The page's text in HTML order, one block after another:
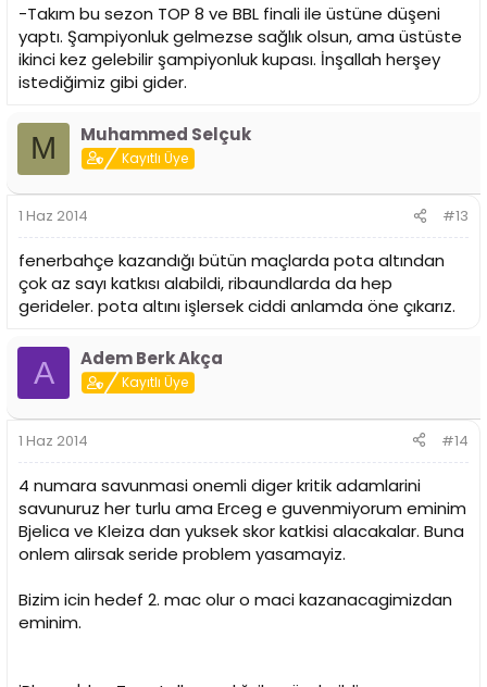
-Takım bu sezon TOP 8 ve BBL finali ile üstüne düşeni
yaptı. Şampiyonluk gelmezse sağlık olsun, ama üstüste
ikinci kez gelebilir şampiyonluk kupası. İnşallah herşey
istediğimiz gibi gider.
M Muhammed Selçuk
Kayıtlı Üye
1 Haz 2014 #13
fenerbahçe kazandığı bütün maçlarda pota altından
çok az sayı katkısı alabildi, ribaundlarda da hep
gerideler. pota altını işlersek ciddi anlamda öne çıkarız.
A Adem Berk Akça
Kayıtlı Üye
1 Haz 2014 #14
4 numara savunmasi onemli diger kritik adamlarini
savunuruz her turlu ama Erceg e guvenmiyorum eminim
Bjelica ve Kleiza dan yuksek skor katkisi alacakalar. Buna
onlem alirsak seride problem yasamayiz.
Bizim icin hedef 2. mac olur o maci kazanacagimizdan
eminim.